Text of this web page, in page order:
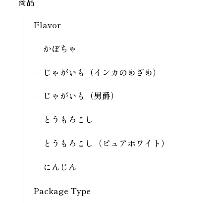
Flavor
かぼちゃ
じゃがいも（インカのめざめ）
じゃがいも（男爵）
とうもろこし
とうもろこし（ピュアホワイト）
にんじん
Package Type